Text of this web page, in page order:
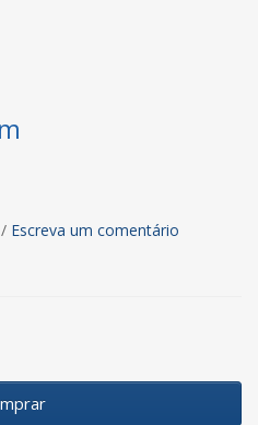
/ Escreva um comentário